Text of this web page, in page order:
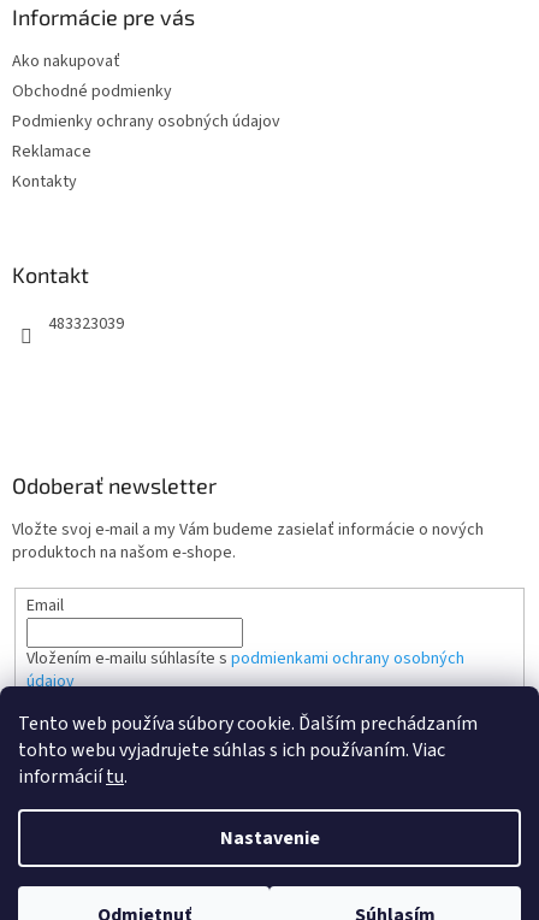
Tento web používa súbory cookie. Ďalším prechádzaním
tohto webu vyjadrujete súhlas s ich používaním. Viac
informáciítu.
Nastavenie
Informácie pre vás
Ako nakupovať
Obchodné podmienky
Podmienky ochrany osobných údajov
Reklamace
Kontakty
Kontakt
483323039
Odoberať newsletter
Vložte svoj e-mail a my Vám budeme zasielať informácie o nových
produktoch na našom e-shope.
Email
Vložením e-mailu súhlasíte s podmienkami ochrany osobných
údajov
PRIHLÁSIŤ SA
Vytvoril Shoptet